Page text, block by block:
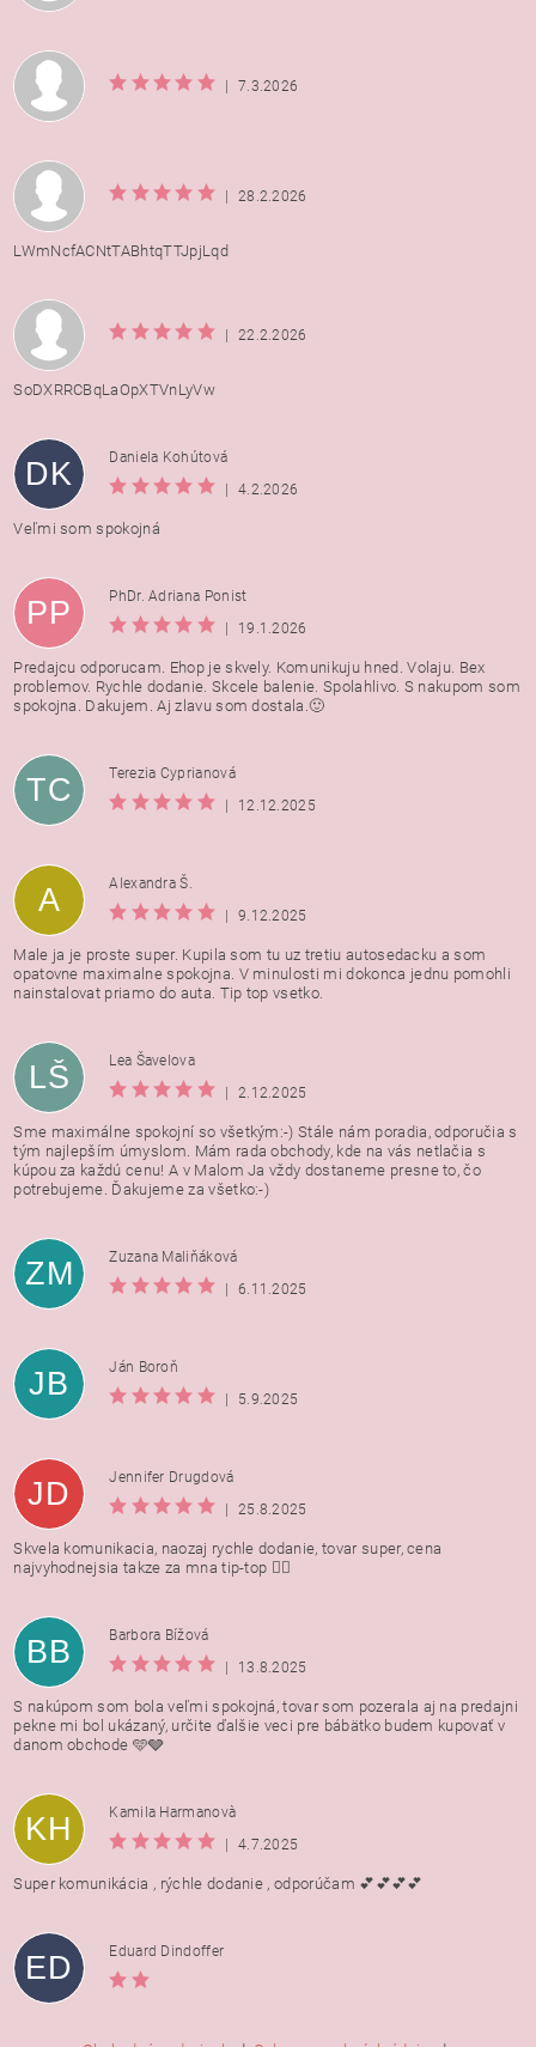
| 7.3.2026
| 28.2.2026
LWmNcfACNtTABhtqTTJpjLqd
| 22.2.2026
SoDXRRCBqLaOpXTVnLyVw
DK
Daniela Kohútová
|
4.2.2026
Veľmi som spokojná
PP
PhDr. Adriana Ponist
|
19.1.2026
Predajcu odporucam. Ehop je skvely. Komunikuju hned. Volaju. Bex
problemov. Rychle dodanie. Skcele balenie. Spolahlivo. S nakupom som
spokojna. Dakujem. Aj zlavu som dostala.🙂
TC
Terezia Cyprianová
|
12.12.2025
A
Alexandra Š.
|
9.12.2025
Male ja je proste super. Kupila som tu uz tretiu autosedacku a som
opatovne maximalne spokojna. V minulosti mi dokonca jednu pomohli
nainstalovat priamo do auta. Tip top vsetko.
LŠ
Lea Šavelova
|
2.12.2025
Sme maximálne spokojní so všetkým:-) Stále nám poradia, odporučia s
tým najlepším úmyslom. Mám rada obchody, kde na vás netlačia s
kúpou za každú cenu! A v Malom Ja vždy dostaneme presne to, čo
potrebujeme. Ďakujeme za všetko:-)
ZM
Zuzana Maliňáková
|
6.11.2025
JB
Ján Boroň
|
5.9.2025
JD
Jennifer Drugdová
|
25.8.2025
Skvela komunikacia, naozaj rychle dodanie, tovar super, cena
najvyhodnejsia takze za mna tip-top 👍🏻
BB
Barbora Bížová
|
13.8.2025
S nakúpom som bola veľmi spokojná, tovar som pozerala aj na predajni
pekne mi bol ukázaný, určite ďalšie veci pre bábätko budem kupovať v
danom obchode 🩵🩶
KH
Kamila Harmanovà
|
4.7.2025
Super komunikácia , rýchle dodanie , odporúčam 💕💕💕💕
ED Eduard Dindoffer